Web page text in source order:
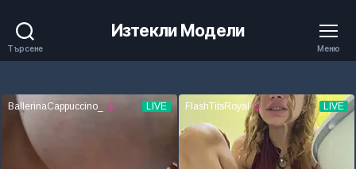
Търсене
Изтекли Модели
Меню